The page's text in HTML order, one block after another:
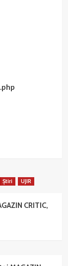
Știri UJIR
CRITIC,